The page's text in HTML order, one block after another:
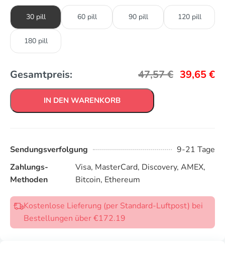
30 pill 60 pill 90 pill 120 pill
180 pill
Gesamtpreis: 47,57€ 39,65€
IN DEN WARENKORB
Sendungsverfolgung
9-21 Tage
Zahlungs-
Methoden
Visa, MasterCard, Discovery, AMEX,
Bitcoin, Ethereum
Kostenlose Lieferung (per Standard-Luftpost) bei
Bestellungen über €172.19